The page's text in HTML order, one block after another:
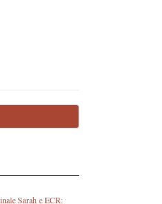
Sarah e ECR: